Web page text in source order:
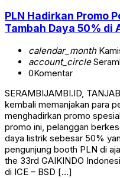
PLN Hadirkan Promo
Tambah Daya 50% di
calendar_month
account_circle
0Komentar
SERAMBIJAMBI.ID,
kembali memanjakan para
menghadirkan promo
promo ini, pelanggan
daya listrik sebesar 50%
pengunjung booth PLN di
the 33rd GAIKINDO
di ICE – BSD […]